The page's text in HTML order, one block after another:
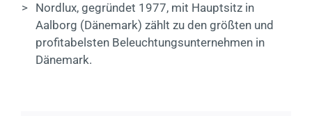
>
Nordlux, gegründet 1977, mit Hauptsitz in
Aalborg (Dänemark) zählt zu den größten und
profitabelsten Beleuchtungsunternehmen in
Dänemark.